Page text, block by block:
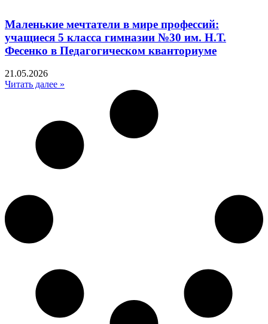
Маленькие мечтатели в мире профессий:
учащиеся 5 класса гимназии №30 им. Н.Т.
Фесенко в Педагогическом кванториуме
21.05.2026
Читать далее »